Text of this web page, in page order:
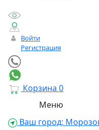
Войти
Регистрация
Корзина 0
Меню
Ваш город: